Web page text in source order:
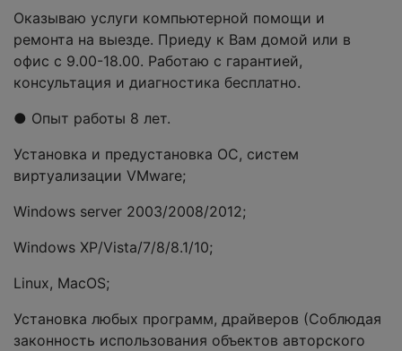
Оказываю услуги компьютерной помощи и
ремонта на выезде. Приеду к Вам домой или в
офис с 9.00-18.00. Работаю с гарантией,
консультация и диагностика бесплатно.
● Опыт работы 8 лет.
Установка и предустановка ОС, систем
виртуализации VMware;
Windows server 2003/2008/2012;
Windows XP/Vista/7/8/8.1/10;
Linux, MacOS;
Установка любых программ, драйверов (Соблюдая
законность использования объектов авторского